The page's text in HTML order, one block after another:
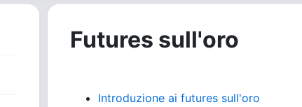
Futures sull'oro
Introduzione ai futures sull'oro